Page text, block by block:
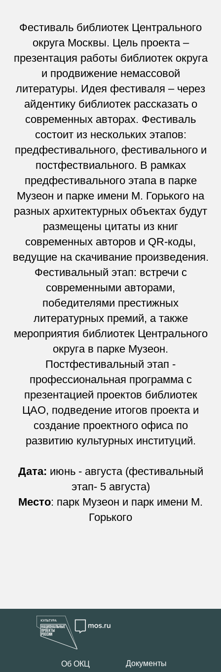
Фестиваль библиотек Центрального
округа Москвы. Цель проекта –
презентация работы библиотек округа
и продвижение немассовой
литературы. Идея фестиваля – через
айдентику библиотек рассказать о
современных авторах. Фестиваль
состоит из нескольких этапов:
предфестивального, фестивального и
постфествиального. В рамках
предфестивального этапа в парке
Музеон и парке имени М. Горького на
разных архитектурных объектах будут
размещены цитаты из книг
современных авторов и QR-коды,
ведущие на скачивание произведения.
Фестивальный этап: встречи с
современными авторами,
победителями престижных
литературных премий, а также
мероприятия библиотек Центрального
округа в парке Музеон.
Постфестивальный этап -
профессиональная программа с
презентацией проектов библиотек
ЦАО, подведение итогов проекта и
создание проектного офиса по
развитию культурных институций.
Дата: июнь - августа (фестивальный
этап- 5 августа)
Место: парк Музеон и парк имени М.
Горького
Об ОКЦ Документы